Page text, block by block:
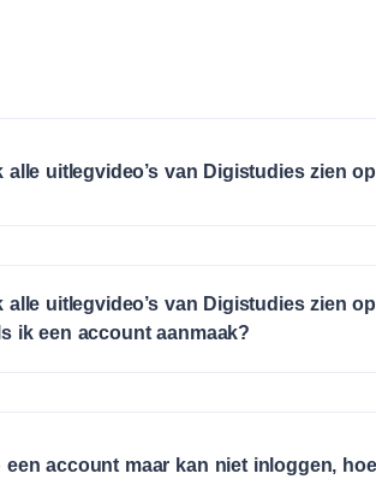
alle uitlegvideo’s van Digistudies zien
alle uitlegvideo’s van Digistudies zien
ik een account aanmaak?
een account maar kan niet inloggen,